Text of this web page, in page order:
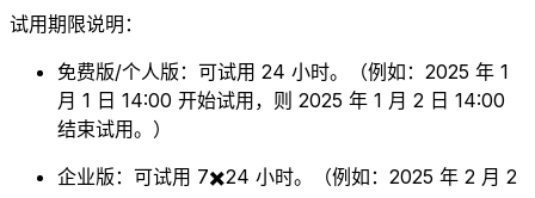
试用期限说明：
免费版/个人版：可试用 24 小时。（例如：2025 年 1
月 1 日 14:00 开始试用，则 2025 年 1 月 2 日 14:00
结束试用。）
企业版：可试用 7✖️24 小时。（例如：2025 年 2 月 2